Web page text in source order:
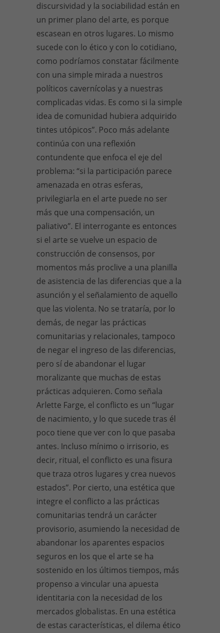
discursividad y la sociabilidad están en
un primer plano del arte, es porque
escasean en otros lugares. Lo mismo
sucede con lo ético y con lo cotidiano,
como podríamos constatar fácilmente
con una simple mirada a nuestros
políticos cavernícolas y a nuestras
complicadas vidas. Es como si la simple
idea de comunidad hubiera adquirido
tintes utópicos”. Poco más adelante
continúa con una reflexión
contundente que enfoca el eje del
problema: “si la participación parece
amenazada en otras esferas,
privilegiarla en el arte puede no ser
más que una compensación, un
paliativo”. El interrogante es entonces
si el arte se vuelve un espacio de
construcción de consensos, por
momentos más proclive a una planilla
de asistencia de las diferencias que a la
asunción y el señalamiento de aquello
que las violenta. No se trataría, por lo
demás, de negar las prácticas
comunitarias y relacionales, tampoco
de negar el ingreso de las diferencias,
pero sí de abandonar el lugar
moralizante que muchas de estas
prácticas adquieren. Como señala
Arlette Farge, el conflicto es un “lugar
de nacimiento, y lo que sucede tras él
poco tiene que ver con lo que pasaba
antes. Incluso mínimo o irrisorio, es
decir, ritual, el conflicto es una fisura
que traza otros lugares y crea nuevos
estados”. Por cierto, una estética que
integre el conflicto a las prácticas
comunitarias tendrá un carácter
provisorio, asumiendo la necesidad de
abandonar los aparentes espacios
seguros en los que el arte se ha
sostenido en los últimos tiempos, más
propenso a vincular una apuesta
identitaria con la necesidad de los
mercados globalistas. En una estética
de estas características, el dilema ético